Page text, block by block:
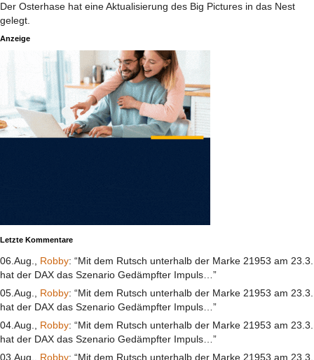
Der Osterhase hat eine Aktualisierung des Big Pictures in das Nest
gelegt.
Anzeige
Letzte Kommentare
06.Aug., Robby: “Mit dem Rutsch unterhalb der Marke 21953 am 23.3.
hat der DAX das Szenario Gedämpfter Impuls…”
05.Aug., Robby: “Mit dem Rutsch unterhalb der Marke 21953 am 23.3.
hat der DAX das Szenario Gedämpfter Impuls…”
04.Aug., Robby: “Mit dem Rutsch unterhalb der Marke 21953 am 23.3.
hat der DAX das Szenario Gedämpfter Impuls…”
03.Aug., Robby: “Mit dem Rutsch unterhalb der Marke 21953 am 23.3.